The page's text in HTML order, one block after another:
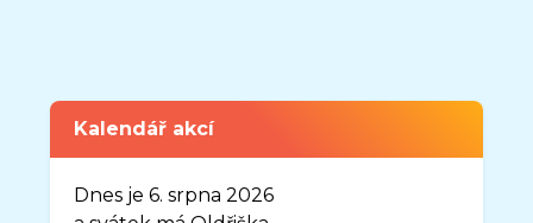
době od 3.8.2026-31.8.2026
Vážení rodiče,
oznamuji Vám, že organizace MŠ
Sluníčko, Frýdek-Místek, Josefa
Myslivečka 1883, bude uzavřena v
Kalendář akcí
Dnes je 6. srpna 2026